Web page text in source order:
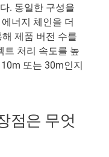
. 동일한 구성을
너지 체인을 더
제품 버전 수를
트 처리 속도를 높
또는 30m인지
점은 무엇